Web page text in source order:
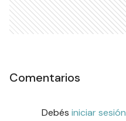
Comentarios
Debés iniciar sesión